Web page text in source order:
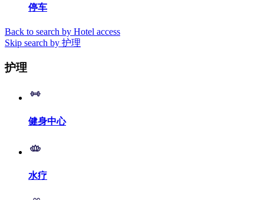
停车
Back to search by Hotel access
Skip search by 护理
护理
健身中心
水疗